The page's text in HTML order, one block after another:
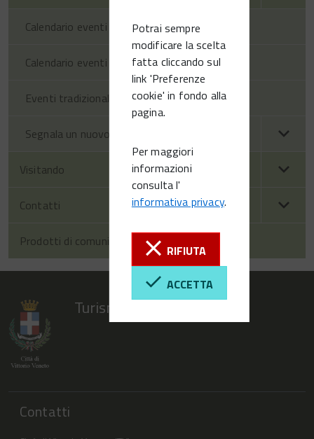
Potrai sempre
modificare la scelta
fatta cliccando sul
link 'Preferenze
cookie' in fondo alla
pagina.
Per maggiori
informazioni
consulta l'
informativa privacy.
RIFIUTA
ACCETTA
Calendario eventi territorio
Calendario eventi Vittorio Veneto
Eventi tradizionali
Segnala un nuovo evento
Visitando
Contatti
Prodotti di comunicazione
Turismo Vittorio Veneto
Contatti